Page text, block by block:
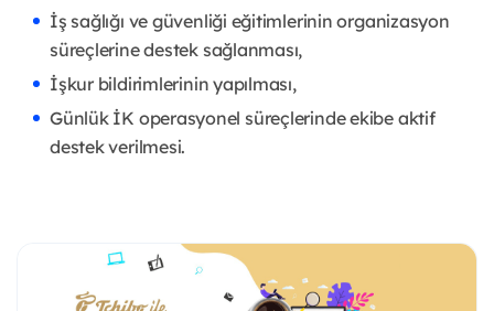
İş sağlığı ve güvenliği eğitimlerinin organizasyon
süreçlerine destek sağlanması,
İşkur bildirimlerinin yapılması,
Günlük İK operasyonel süreçlerinde ekibe aktif
destek verilmesi.